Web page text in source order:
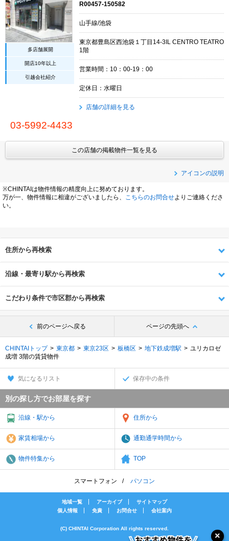
多店舗展開
開店10年以上
引越会社紹介
R00457-150582
山手線/池袋
東京都豊島区西池袋１丁目14-3IL CENTRO TEATRO
1階
営業時間：10：00-19：00
定休日：水曜日
店舗の詳細を見る
03-5992-4433
この店舗の掲載物件一覧を見る
アイコンの説明
※CHINTAIは物件情報の精度向上に努めております。
万が一、物件情報に相違がございましたら、
こちらのお問合せよりご連絡くださ
い。
住所から再検索
沿線・最寄り駅から再検索
こだわり条件で市区郡から再検索
前のページへ戻る ページの先頭へ
CHINTAIトップ 東京都 東京23区 板橋区 地下鉄成増駅
ユリカロゼ
成増 3階の賃貸物件
気になるリスト 保存中の条件
別の探し方でお部屋を探す
沿線・駅から 住所から
家賃相場から 通勤通学時間から
物件特集から TOP
スマートフォン パソコン
地域一覧 アーカイブ
サイトマップ
個人情報
免責 お問合せ 会社案内
(C) CHINTAI Corporation All rights reserved.